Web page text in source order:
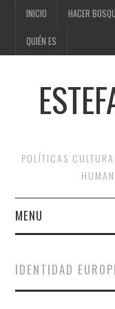
INICIO HACER
QUIÉN ES
POLÍTICAS
MENU
HACER BOSQUE
IDENTIDAD